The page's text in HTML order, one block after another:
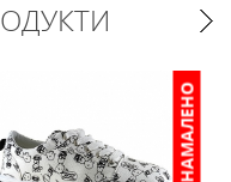
НАМАЛЕНО